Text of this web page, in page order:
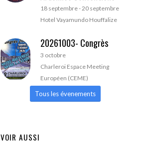
18 septembre-20 septembre
Hotel Vayamundo Houffalize
20261003- Congrès
3 octobre
Charleroi Espace Meeting
Européen (CEME)
Tous les évenements
VOIR AUSSI